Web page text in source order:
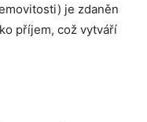
je zdaněn
příjem, což vytváří